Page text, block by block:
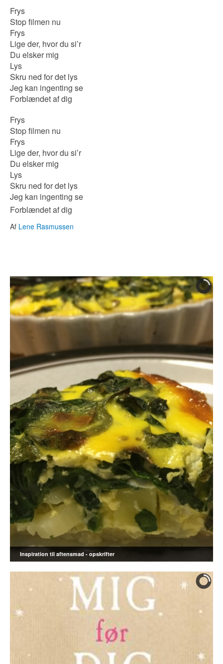
Frys
Stop filmen nu
Frys
Lige der, hvor du si’r
Du elsker mig
Lys
Skru ned for det lys
Jeg kan ingenting se
Forblændet af dig
Frys
Stop filmen nu
Frys
Lige der, hvor du si’r
Du elsker mig
Lys
Skru ned for det lys
Jeg kan ingenting se
Forblændet af dig
Af Lene Rasmussen
Inspiration til aftensmad - opskrifter